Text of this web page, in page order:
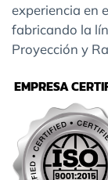
experiencia en
fabricando la
Proyección y
EMPRESA